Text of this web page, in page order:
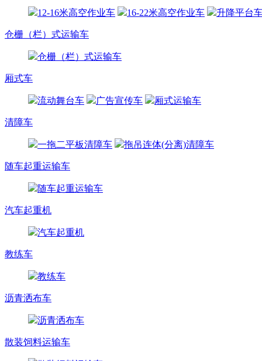
12-16米高空作业车 16-22米高空作业车 升降平台
仓栅（栏）式运输车
仓栅（栏）式运输车
厢式车
流动舞台车 广告宣传车 厢式运输车
清障车
一拖二平板清障车 拖吊连体(分离)清障车
随车起重运输车
随车起重运输车
汽车起重机
汽车起重机
教练车
教练车
沥青洒布车
沥青洒布车
散装饲料运输车